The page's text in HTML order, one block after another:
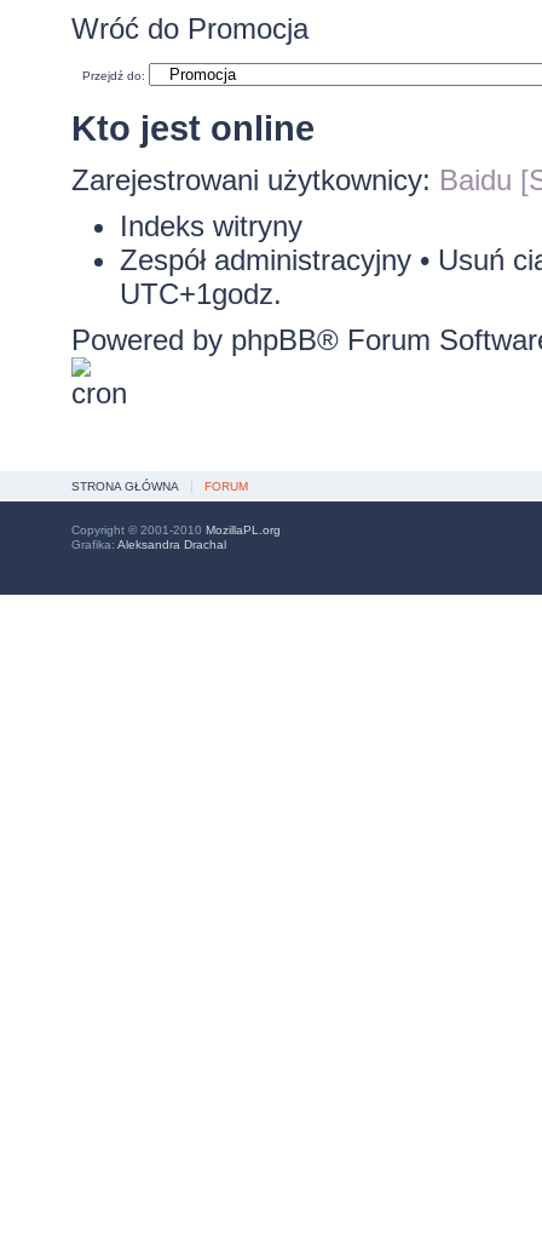
Wróć do Promocja
Przejdź do:
Kto jest online
Zarejestrowani użytkownicy: Baidu
Indeks witryny
Zespół administracyjny• Usuń
UTC+1godz.
Powered by phpBB® Forum
STRONA GŁÓWNA FORUM
Copyright © 2001-2010 MozillaPL.org
Grafika: Aleksandra Drachal